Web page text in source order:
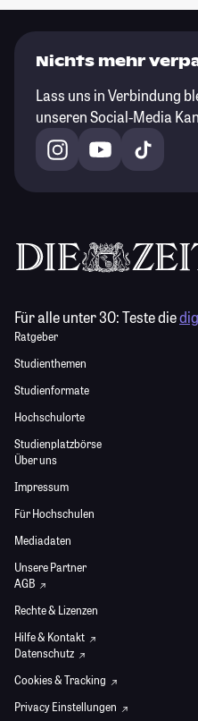
Nichts mehr
Lass uns in Verbindung
unseren Social-Media
Für alle unter 30:Teste die
Ratgeber
Studienthemen
Studienformate
Hochschulorte
Studienplatzbörse
Über uns
Impressum
Für Hochschulen
Mediadaten
Unsere Partner
AGB
Rechte & Lizenzen
Hilfe & Kontakt
Datenschutz
Cookies & Tracking
Privacy Einstellungen